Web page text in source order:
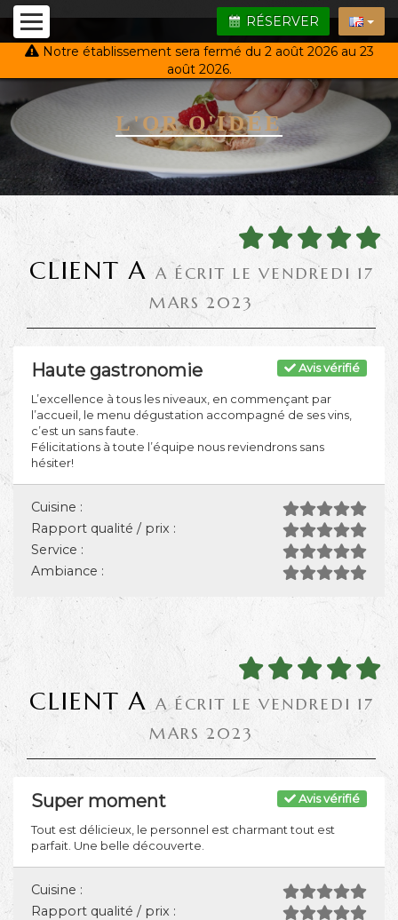
RÉSERVER
Notre établissement sera fermé du 2 août 2026 au 23
août 2026.
L'OR Q'IDÉE
CLIENT A A ÉCRIT LE VENDREDI 17
MARS 2023
Avis vérifié
Haute gastronomie
L’excellence à tous les niveaux, en commençant par
l’accueil, le menu dégustation accompagné de ses vins,
c’est un sans faute.
Félicitations à toute l’équipe nous reviendrons sans
hésiter!
Cuisine :
Rapport qualité / prix :
Service :
Ambiance :
CLIENT A A ÉCRIT LE VENDREDI 17
MARS 2023
Avis vérifié
Super moment
Tout est délicieux, le personnel est charmant tout est
parfait. Une belle découverte.
Cuisine :
Rapport qualité / prix :